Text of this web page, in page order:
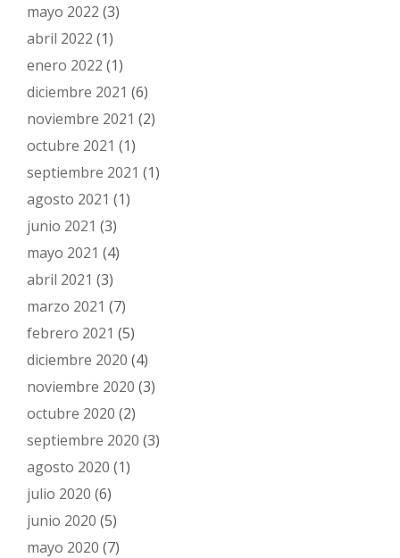
mayo 2022 (3)
abril 2022 (1)
enero 2022 (1)
diciembre 2021 (6)
noviembre 2021 (2)
octubre 2021 (1)
septiembre 2021 (1)
agosto 2021 (1)
junio 2021 (3)
mayo 2021 (4)
abril 2021 (3)
marzo 2021 (7)
febrero 2021 (5)
diciembre 2020 (4)
noviembre 2020 (3)
octubre 2020 (2)
septiembre 2020 (3)
agosto 2020 (1)
julio 2020 (6)
junio 2020 (5)
mayo 2020 (7)